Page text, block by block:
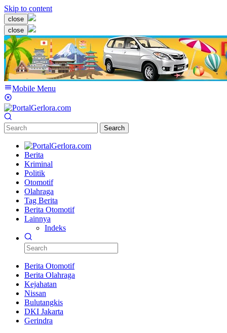
Skip to content
close
close
Mobile Menu
Search
Berita
Kriminal
Politik
Otomotif
Olahraga
Tag Berita
Berita Otomotif
Lainnya
Indeks
Berita Otomotif
Berita Olahraga
Kejahatan
Nissan
Bulutangkis
DKI Jakarta
Gerindra